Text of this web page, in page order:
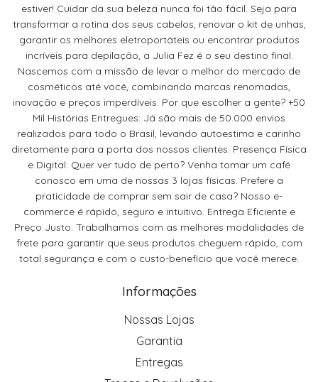
estiver! Cuidar da sua beleza nunca foi tão fácil. Seja para
transformar a rotina dos seus cabelos, renovar o kit de unhas,
garantir os melhores eletroportáteis ou encontrar produtos
incríveis para depilação, a Julia Fez é o seu destino final.
Nascemos com a missão de levar o melhor do mercado de
cosméticos até você, combinando marcas renomadas,
inovação e preços imperdíveis. Por que escolher a gente? +50
Mil Histórias Entregues: Já são mais de 50.000 envios
realizados para todo o Brasil, levando autoestima e carinho
diretamente para a porta dos nossos clientes. Presença Física
e Digital: Quer ver tudo de perto? Venha tomar um café
conosco em uma de nossas 3 lojas físicas. Prefere a
praticidade de comprar sem sair de casa? Nosso e-
commerce é rápido, seguro e intuitivo. Entrega Eficiente e
Preço Justo: Trabalhamos com as melhores modalidades de
frete para garantir que seus produtos cheguem rápido, com
total segurança e com o custo-benefício que você merece.
Informações
Nossas Lojas
Garantia
Entregas